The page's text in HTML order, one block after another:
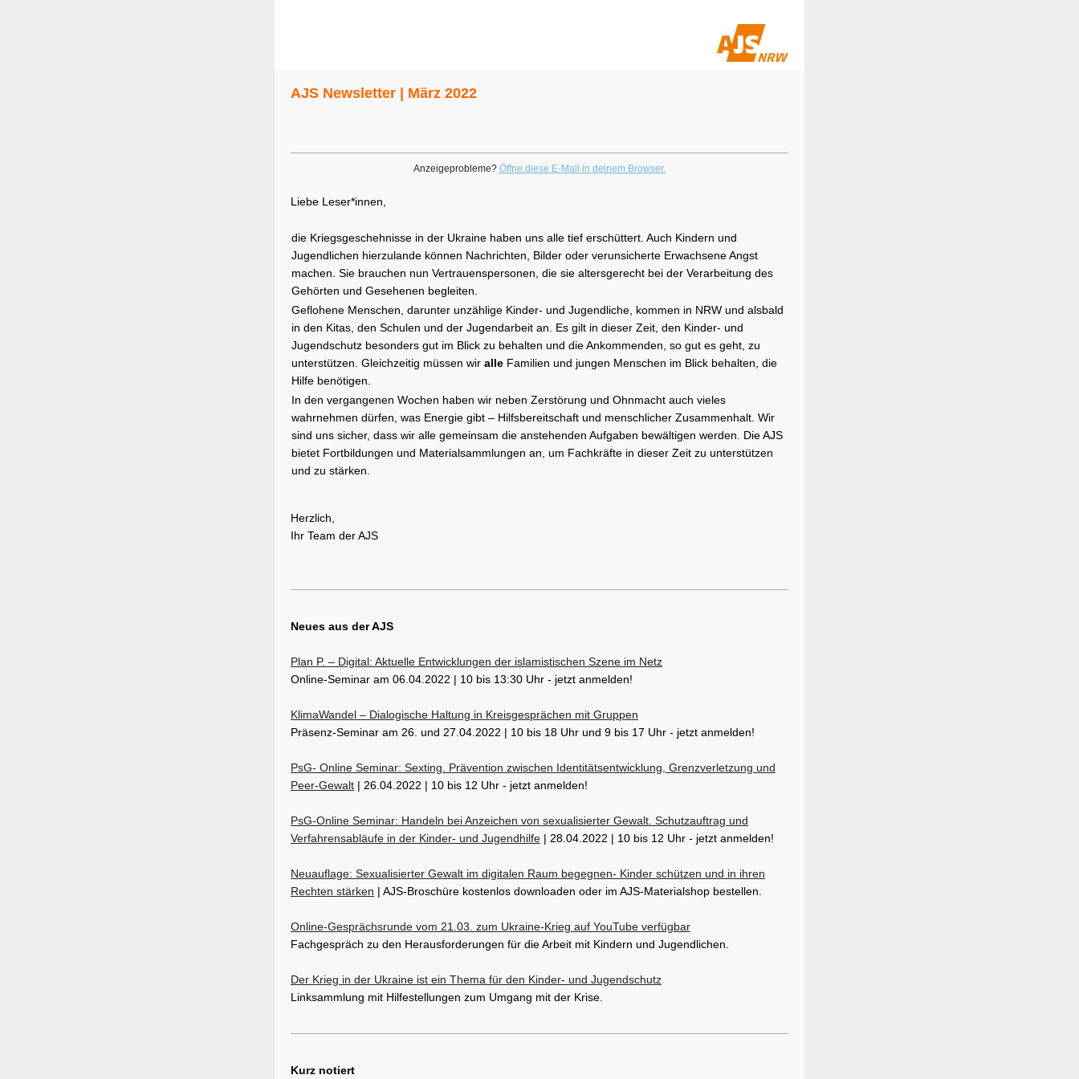
AJS Newsletter | März 2022
Anzeigeprobleme? Öffne diese E-Mail in deinem Browser.
Liebe Leser*innen,
die Kriegsgeschehnisse in der Ukraine haben uns alle tief erschüttert. Auch Kindern und
Jugendlichen hierzulande können Nachrichten, Bilder oder verunsicherte Erwachsene Angst
machen. Sie brauchen nun Vertrauenspersonen, die sie altersgerecht bei der Verarbeitung des
Gehörten und Gesehenen begleiten.
Geflohene Menschen, darunter unzählige Kinder- und Jugendliche, kommen in NRW und alsbald
in den Kitas, den Schulen und der Jugendarbeit an. Es gilt in dieser Zeit, den Kinder- und
Jugendschutz besonders gut im Blick zu behalten und die Ankommenden, so gut es geht, zu
unterstützen. Gleichzeitig müssen wir alle Familien und jungen Menschen im Blick behalten, die
Hilfe benötigen.
In den vergangenen Wochen haben wir neben Zerstörung und Ohnmacht auch vieles
wahrnehmen dürfen, was Energie gibt – Hilfsbereitschaft und menschlicher Zusammenhalt. Wir
sind uns sicher, dass wir alle gemeinsam die anstehenden Aufgaben bewältigen werden. Die AJS
bietet Fortbildungen und Materialsammlungen an, um Fachkräfte in dieser Zeit zu unterstützen
und zu stärken.
Herzlich,
Ihr Team der AJS
Neues aus der AJS
Plan P. – Digital: Aktuelle Entwicklungen der islamistischen Szene im Netz
Online-Seminar am 06.04.2022 | 10 bis 13:30 Uhr - jetzt anmelden!
KlimaWandel – Dialogische Haltung in Kreisgesprächen mit Gruppen
Präsenz-Seminar am 26. und 27.04.2022 | 10 bis 18 Uhr und 9 bis 17 Uhr - jetzt anmelden!
PsG- Online Seminar: Sexting. Prävention zwischen Identitätsentwicklung, Grenzverletzung und
Peer-Gewalt | 26.04.2022 | 10 bis 12 Uhr - jetzt anmelden!
PsG-Online Seminar: Handeln bei Anzeichen von sexualisierter Gewalt. Schutzauftrag und
Verfahrensabläufe in der Kinder- und Jugendhilfe | 28.04.2022 | 10 bis 12 Uhr - jetzt anmelden!
Neuauflage: Sexualisierter Gewalt im digitalen Raum begegnen- Kinder schützen und in ihren
Rechten stärken | AJS-Broschüre kostenlos downloaden oder im AJS-Materialshop bestellen.
Online-Gesprächsrunde vom 21.03. zum Ukraine-Krieg auf YouTube verfügbar
Fachgespräch zu den Herausforderungen für die Arbeit mit Kindern und Jugendlichen.
Der Krieg in der Ukraine ist ein Thema für den Kinder- und Jugendschutz
Linksammlung mit Hilfestellungen zum Umgang mit der Krise.
Kurz notiert